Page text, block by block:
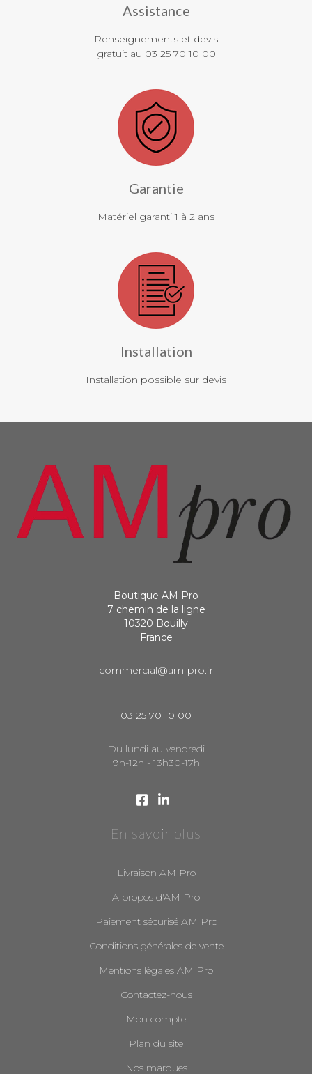
Assistance
Renseignements et devis
gratuit au 03 25 70 10 00
Garantie
Matériel garanti 1 à 2 ans
Installation
Installation possible sur devis
Boutique AM Pro
7 chemin de la ligne
10320 Bouilly
France
commercial@am-pro.fr
03 25 70 10 00
Du lundi au vendredi
9h-12h - 13h30-17h
En savoir plus
Livraison AM Pro
A propos d'AM Pro
Paiement sécurisé AM Pro
Conditions générales de vente
Mentions légales AM Pro
Contactez-nous
Mon compte
Plan du site
Nos marques